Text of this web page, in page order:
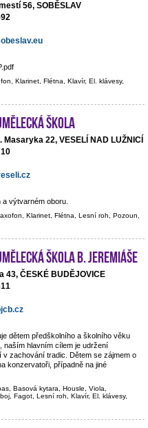
56, SOBĚSLAV
Klarinet, Flétna, Klavír, El. klávesy,
škola
Masaryka 22, VESELÍ NAD LUŽNICÍ
výtvarném oboru.
Klarinet, Flétna, Lesní roh, Pozoun,
škola B. Jeremiáše
43, ČESKÉ BUDĚJOVICE
dětem předškolního a školního věku
naším hlavním cílem je udržení
zachování tradic. Dětem se zájmem o
konzervatoři, případně na jiné
Basová kytara, Housle, Viola,
Fagot, Lesní roh, Klavír, El. klávesy,